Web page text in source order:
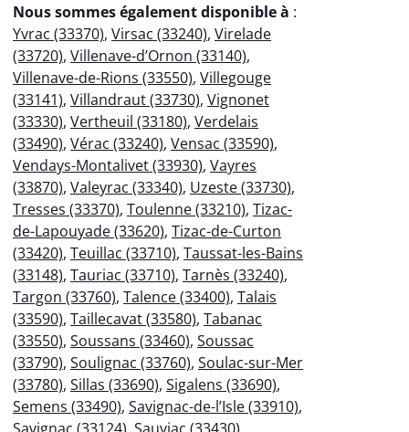
Nous sommes également disponible à :
Yvrac (33370), Virsac (33240), Virelade
(33720), Villenave-d’Ornon (33140),
Villenave-de-Rions (33550), Villegouge
(33141), Villandraut (33730), Vignonet
(33330), Vertheuil (33180), Verdelais
(33490), Vérac (33240), Vensac (33590),
Vendays-Montalivet (33930), Vayres
(33870), Valeyrac (33340), Uzeste (33730),
Tresses (33370), Toulenne (33210), Tizac-
de-Lapouyade (33620), Tizac-de-Curton
(33420), Teuillac (33710), Taussat-les-Bains
(33148), Tauriac (33710), Tarnès (33240),
Targon (33760), Talence (33400), Talais
(33590), Taillecavat (33580), Tabanac
(33550), Soussans (33460), Soussac
(33790), Soulignac (33760), Soulac-sur-Mer
(33780), Sillas (33690), Sigalens (33690),
Semens (33490), Savignac-de-l’Isle (33910),